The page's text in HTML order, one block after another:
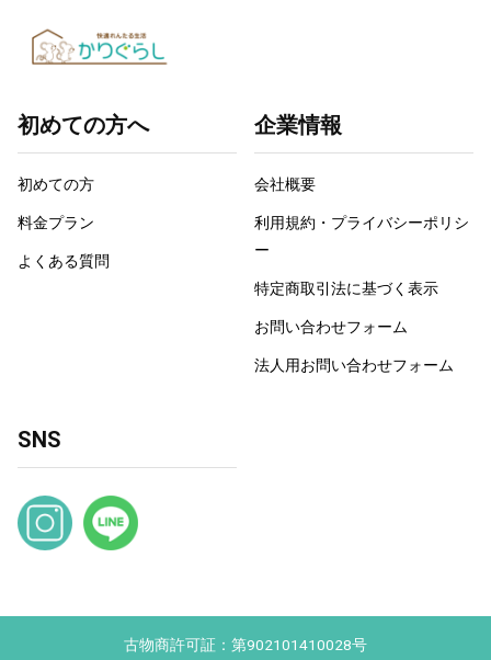
初めての方へ
初めての方
料金プラン
よくある質問
企業情報
会社概要
利用規約・プライバシーポリシ
ー
特定商取引法に基づく表示
お問い合わせフォーム
法人用お問い合わせフォーム
SNS
古物商許可証：第902101410028号